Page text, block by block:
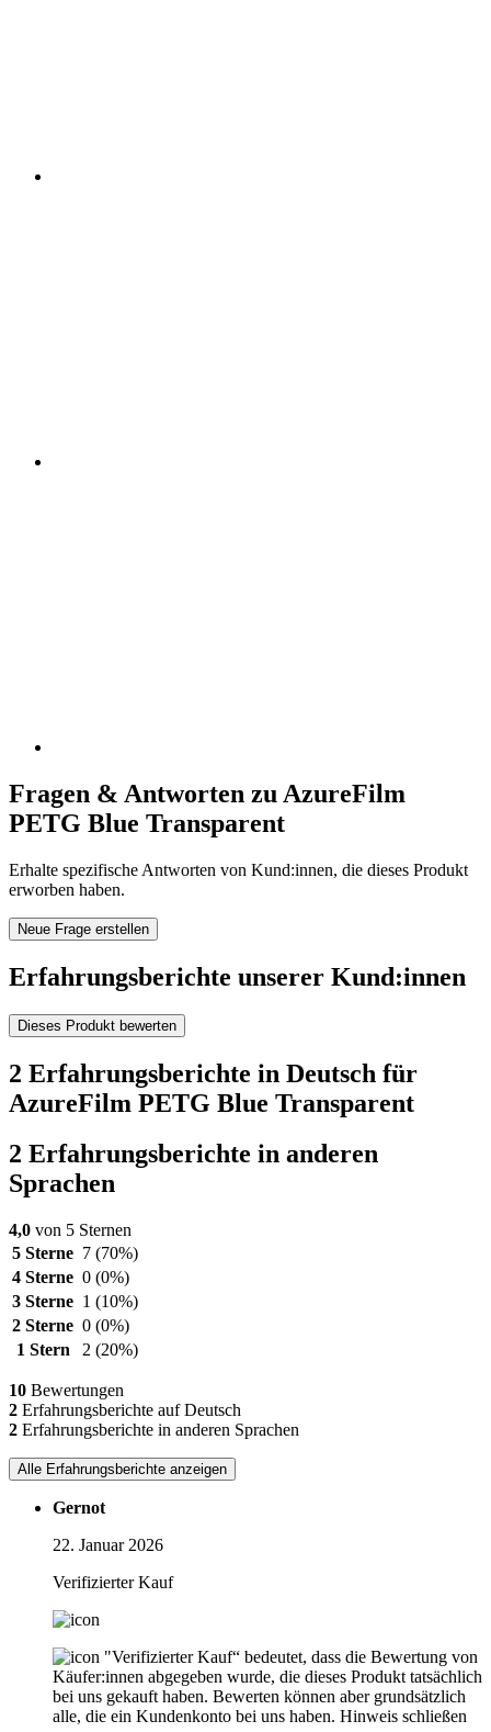
Fragen & Antworten zu AzureFilm
PETG Blue Transparent
Erhalte spezifische Antworten von Kund:innen, die dieses Produkt
erworben haben.
Neue Frage erstellen
Erfahrungsberichte unserer Kund:innen
Dieses Produkt bewerten
2 Erfahrungsberichte in Deutsch für
AzureFilm PETG Blue Transparent
2 Erfahrungsberichte in anderen
Sprachen
4,0 von 5 Sternen
5 Sterne 7 (70%)
4 Sterne 0 (0%)
3 Sterne 1 (10%)
2 Sterne 0 (0%)
1 Stern
2 (20%)
10 Bewertungen
2 Erfahrungsberichte auf Deutsch
2 Erfahrungsberichte in anderen Sprachen
Alle Erfahrungsberichte anzeigen
Gernot
22. Januar 2026
Verifizierter Kauf
"Verifizierter Kauf“ bedeutet, dass die Bewertung von
Käufer:innen abgegeben wurde, die dieses Produkt tatsächlich
bei uns gekauft haben. Bewerten können aber grundsätzlich
alle, die ein Kundenkonto bei uns haben. Hinweis schließen